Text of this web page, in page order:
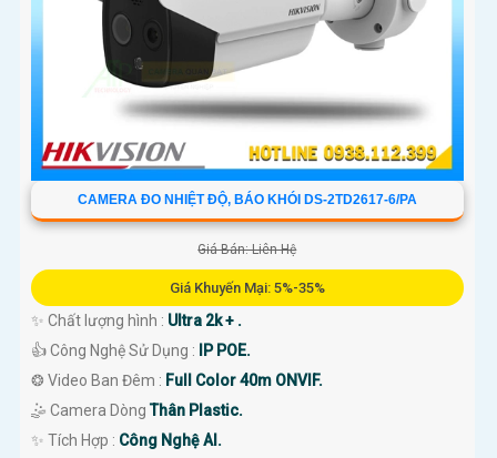
CAMERA ĐO NHIỆT ĐỘ, BÁO KHÓI DS-2TD2617-6/PA
Giá Bán: Liên Hệ
Giá Khuyến Mại: 5%-35%
✨ Chất lượng hình : Ultra 2k + .
👍 Công Nghệ Sử Dụng : IP POE.
❂ Video Ban Đêm : Full Color 40m ONVIF.
🤹 Camera DòngThân Plastic.
️✨ Tích Hợp : Công Nghệ AI.